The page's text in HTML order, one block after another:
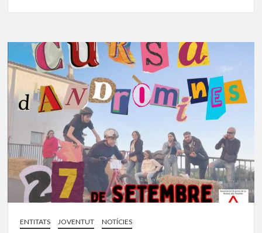
ENTITATS JOVENTUT NOTÍCIES